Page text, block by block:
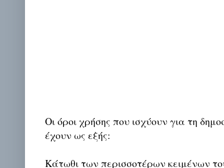
Οι όροι χρήσης που ισχύουν για τη
έχουν ως εξής:
Κάτωθι των περισσοτέρων κειμένων